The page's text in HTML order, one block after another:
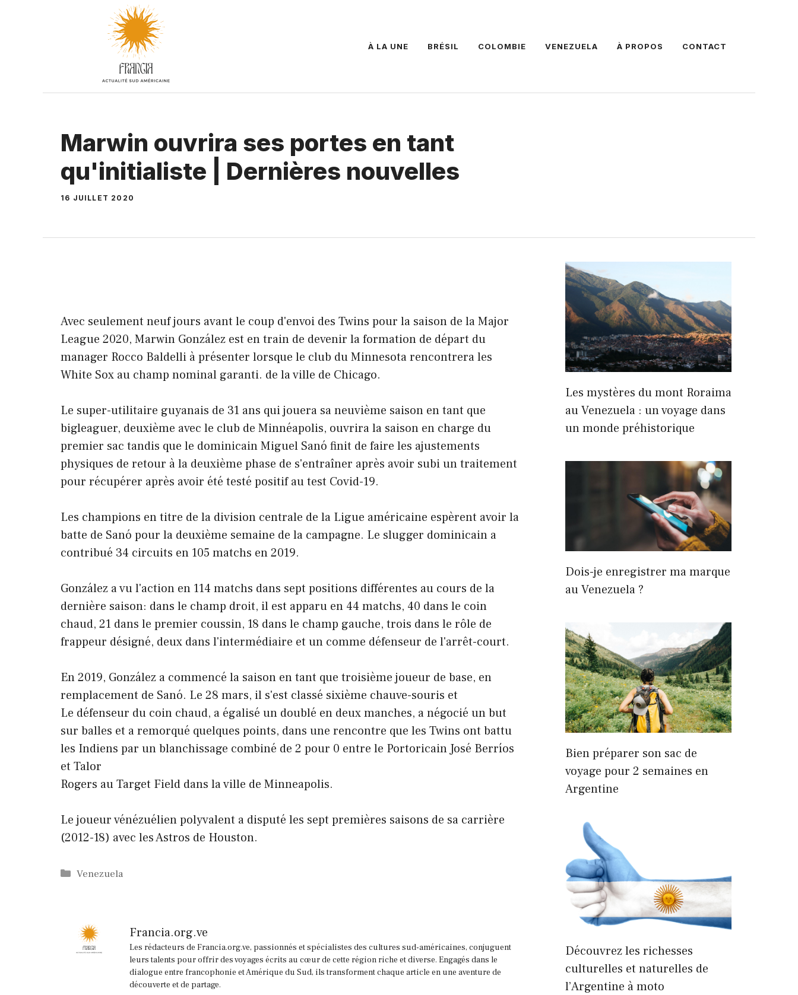
À LA UNE BRÉSIL COLOMBIE VENEZUELA À PROPOS CONTACT
Marwin ouvrira ses portes en tant
qu'initialiste | Dernières nouvelles
16 JUILLET 2020
Avec seulement neuf jours avant le coup d'envoi des Twins pour la saison de la Major
League 2020, Marwin González est en train de devenir la formation de départ du
manager Rocco Baldelli à présenter lorsque le club du Minnesota rencontrera les
White Sox au champ nominal garanti. de la ville de Chicago.
Le super-utilitaire guyanais de 31 ans qui jouera sa neuvième saison en tant que
bigleaguer, deuxième avec le club de Minnéapolis, ouvrira la saison en charge du
premier sac tandis que le dominicain Miguel Sanó finit de faire les ajustements
physiques de retour à la deuxième phase de s'entraîner après avoir subi un traitement
pour récupérer après avoir été testé positif au test Covid-19.
Les champions en titre de la division centrale de la Ligue américaine espèrent avoir la
batte de Sanó pour la deuxième semaine de la campagne. Le slugger dominicain a
contribué 34 circuits en 105 matchs en 2019.
González a vu l'action en 114 matchs dans sept positions différentes au cours de la
dernière saison: dans le champ droit, il est apparu en 44 matchs, 40 dans le coin
chaud, 21 dans le premier coussin, 18 dans le champ gauche, trois dans le rôle de
frappeur désigné, deux dans l'intermédiaire et un comme défenseur de l'arrêt-court.
En 2019, González a commencé la saison en tant que troisième joueur de base, en
remplacement de Sanó. Le 28 mars, il s'est classé sixième chauve-souris et
Le défenseur du coin chaud, a égalisé un doublé en deux manches, a négocié un but
sur balles et a remorqué quelques points, dans une rencontre que les Twins ont battu
les Indiens par un blanchissage combiné de 2 pour 0 entre le Portoricain José Berríos
et Talor
Rogers au Target Field dans la ville de Minneapolis.
Le joueur vénézuélien polyvalent a disputé les sept premières saisons de sa carrière
(2012-18) avec les Astros de Houston.
Catégories
Venezuela
Francia.org.ve
Les rédacteurs de Francia.org.ve, passionnés et spécialistes des cultures sud-américaines, conjuguent
leurs talents pour offrir des voyages écrits au cœur de cette région riche et diverse. Engagés dans le
dialogue entre francophonie et Amérique du Sud, ils transforment chaque article en une aventure de
découverte et de partage.
Les mystères du mont Roraima
au Venezuela : un voyage dans
un monde préhistorique
Dois-je enregistrer ma marque
au Venezuela ?
Bien préparer son sac de
voyage pour 2 semaines en
Argentine
Découvrez les richesses
culturelles et naturelles de
l’Argentine à moto